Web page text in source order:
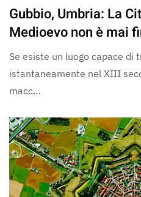
Gubbio, Umbria: La
Medioevo non è mai
Se esiste un luogo capace di
istantaneamente nel XIII
macc…